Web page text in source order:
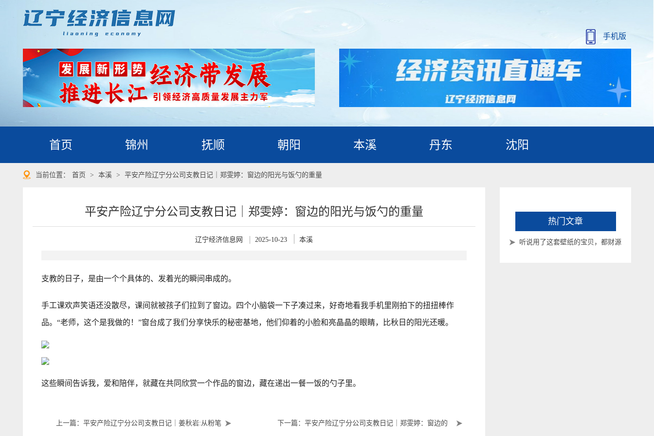
手机版
首页 锦州 抚顺 朝阳 本溪 丹东 沈阳
当前位置： 首页 > 本溪 > 平安产险辽宁分公司支教日记｜郑雯婷：窗边的阳光与饭勺的重量
平安产险辽宁分公司支教日记｜郑雯婷：窗边的阳光与饭勺的重量
辽宁经济信息网 2025-10-23 本溪
支教的日子，是由一个个具体的、发着光的瞬间串成的。
手工课欢声笑语还没散尽，课间就被孩子们拉到了窗边。四个小脑袋一下子凑过来，好奇地看我手机里刚拍下的扭扭棒作
品。“老师，这个是我做的！”窗台成了我们分享快乐的秘密基地，他们仰着的小脸和亮晶晶的眼睛，比秋日的阳光还暖。
这些瞬间告诉我，爱和陪伴，就藏在共同欣赏一个作品的窗边，藏在递出一餐一饭的勺子里。
上一篇：平安产险辽宁分公司支教日记｜姜秋岩:从粉笔 下一篇：平安产险辽宁分公司支教日记｜郑雯婷：窗边的
热门文章
听说用了这套壁纸的宝贝，都财源